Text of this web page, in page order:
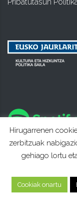
Hirugarrenen
zerbitzuak
gehiago lortu
Cookiak onartu